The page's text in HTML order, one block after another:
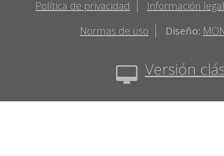
Política de privacidad
Información legal
Normas de uso
Diseño:
Versión